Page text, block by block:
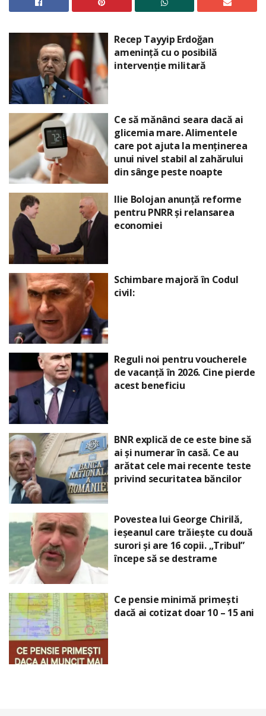
Recep Tayyip Erdoğan
amenință cu o posibilă
intervenție militară
Ce să mănânci seara dacă ai
glicemia mare. Alimentele
care pot ajuta la menținerea
unui nivel stabil al zahărului
din sânge peste noapte
Ilie Bolojan anunță reforme
pentru PNRR și relansarea
economiei
Schimbare majoră în Codul
civil:
Reguli noi pentru voucherele
de vacanță în 2026. Cine pierde
acest beneficiu
BNR explică de ce este bine să
ai și numerar în casă. Ce au
arătat cele mai recente teste
privind securitatea băncilor
Povestea lui George Chirilă,
ieșeanul care trăiește cu două
surori și are 16 copii. „Tribul”
începe să se destrame
Ce pensie minimă primești
dacă ai cotizat doar 10 – 15 ani